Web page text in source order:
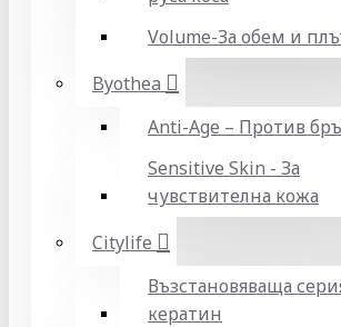
Volume-За обем и
Byothea
Anti-Age – Против
Sensitive Skin - За
чувствителна кожа
Citylife
Възстановяваща
кератин